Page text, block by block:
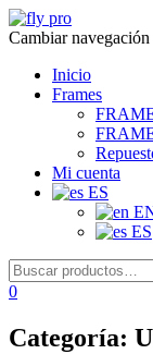
Cambiar navegación
Inicio
Frames
Mi cuenta
ES
ES
0
Categoría: